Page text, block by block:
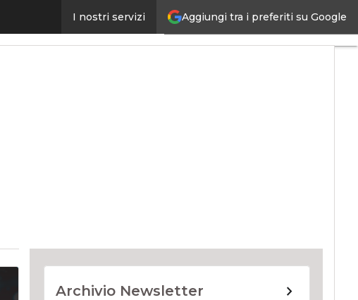
Aggiungi tra i preferiti su Google
I nostri servizi
Internet4Things
Archivio Newsletter